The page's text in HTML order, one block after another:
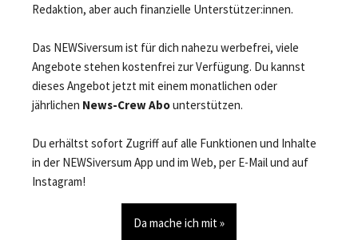
Redaktion, aber auch finanzielle Unterstützer:innen.
Das NEWSiversum ist für dich nahezu werbefrei, viele
Angebote stehen kostenfrei zur Verfügung. Du kannst
dieses Angebot jetzt mit einem monatlichen oder
jährlichen News-Crew Abounterstützen.
Du erhältst sofort Zugriff auf alle Funktionen und Inhalte
in der NEWSiversum App und im Web, per E-Mail und auf
Instagram!
Da mache ich mit »